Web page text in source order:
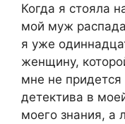
Когда я стояла
мой муж
я уже
женщину,
мне не
детектива в
моего знания, а